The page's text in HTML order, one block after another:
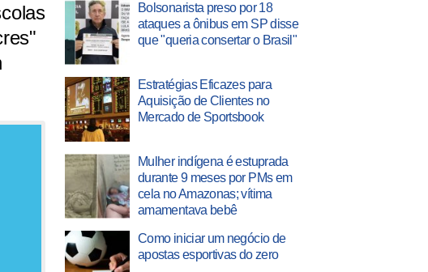
Bolsonarista preso por 18
ataques a ônibus em SP disse
que "queria consertar o Brasil"
Estratégias Eficazes para
Aquisição de Clientes no
Mercado de Sportsbook
Mulher indígena é estuprada
durante 9 meses por PMs em
cela no Amazonas; vítima
amamentava bebê
Como iniciar um negócio de
apostas esportivas do zero